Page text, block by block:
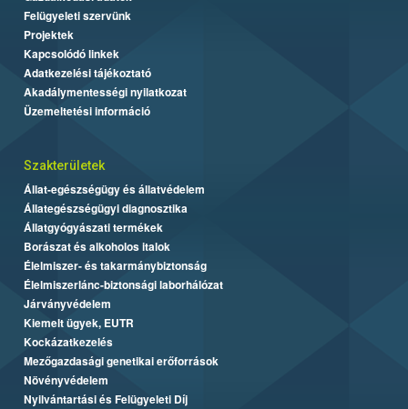
Felügyeleti szervünk
Projektek
Kapcsolódó linkek
Adatkezelési tájékoztató
Akadálymentességi nyilatkozat
Üzemeltetési információ
Szakterületek
Állat-egészségügy és állatvédelem
Állategészségügyi diagnosztika
Állatgyógyászati termékek
Borászat és alkoholos italok
Élelmiszer- és takarmánybiztonság
Élelmiszerlánc-biztonsági laborhálózat
Járványvédelem
Kiemelt ügyek, EUTR
Kockázatkezelés
Mezőgazdasági genetikai erőforrások
Növényvédelem
Nyilvántartási és Felügyeleti Díj